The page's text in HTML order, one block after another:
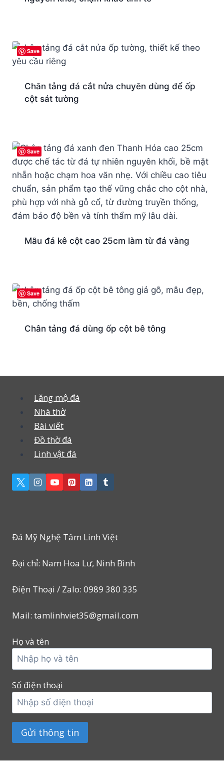
Save
Chân tảng đá cắt nửa chuyên dùng để ốp
cột sát tường
Save
Mẫu đá kê cột cao 25cm làm từ đá vàng
Save
Chân tảng đá dùng ốp cột bê tông
Lăng mộ đá
Nhà thờ
Bài viết
Đồ thờ đá
Linh vật đá
Đá Mỹ Nghệ Tâm Linh Việt
Đại chỉ: Nam Hoa Lư, Ninh Bình
Điện Thoại / Zalo: 0989 380 335
Mail: tamlinhviet35@gmail.com
Họ và tên
Số điện thoại